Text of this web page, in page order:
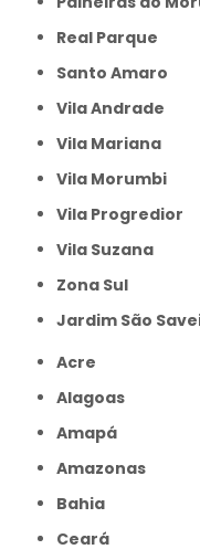
Real Parque
Santo Amaro
Vila Andrade
Vila Mariana
Vila Morumbi
Vila Progredior
Vila Suzana
Zona Sul
jardim São
Acre
Alagoas
Amapá
Amazonas
Bahia
Ceará